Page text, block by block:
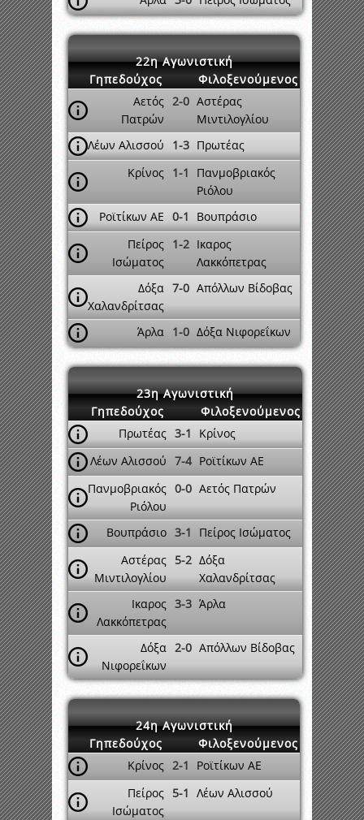
22η Αγωνιστική
Γηπεδούχος
Φιλοξενούμενος
Αετός
Πατρών
2-0 Αστέρας
Μιντιλογλίου
Λέων Αλισσού
1-3 Πρωτέας
Κρίνος 1-1
Πανμοβριακός
Ριόλου
Ροϊτίκων ΑΕ 0-1
Βουπράσιο
Πείρος
Ισώματος
1-2 Ικαρος
Λακκόπετρας
Δόξα
Χαλανδρίτσας
7-0 Απόλλων Βίδοβας
Άρλα 1-0 Δόξα Νιφορεΐκων
23η Αγωνιστική
Γηπεδούχος
Φιλοξενούμενος
Πρωτέας 3-1
Κρίνος
Λέων Αλισσού 7-4 Ροϊτίκων ΑΕ
Πανμοβριακός
Ριόλου
0-0 Αετός Πατρών
Βουπράσιο 3-1
Πείρος Ισώματος
Αστέρας
Μιντιλογλίου
5-2 Δόξα
Χαλανδρίτσας
Ικαρος
Λακκόπετρας
3-3 Άρλα
Δόξα
Νιφορεΐκων
2-0 Απόλλων Βίδοβας
24η Αγωνιστική
Γηπεδούχος
Φιλοξενούμενος
Κρίνος 2-1
Ροϊτίκων ΑΕ
Πείρος
Ισώματος
5-1 Λέων Αλισσού